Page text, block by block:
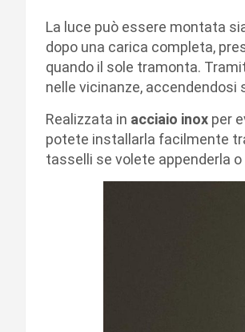
La luce può essere montata
dopo una carica completa,
quando il sole tramonta.
nelle vicinanze, accendendosi
Realizzata in acciaio inox per
potete installarla facilmente
tasselli se volete appenderla